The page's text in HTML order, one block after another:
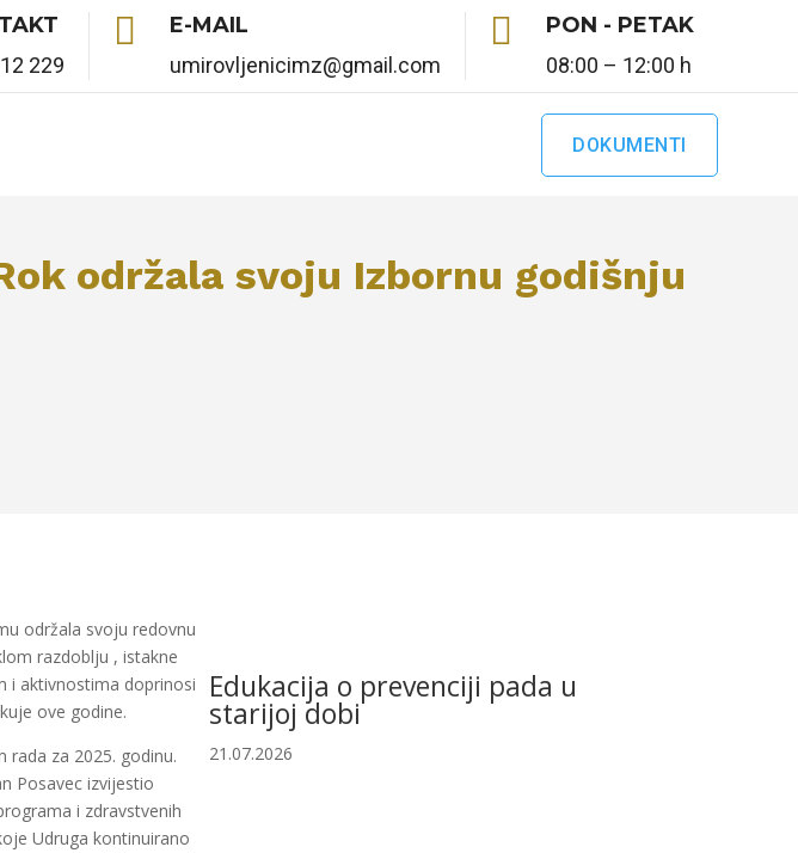
229
 E-MAIL
umirovljenicimz@gmail.com
 PON - PETAK
08:00 – 12:00 h
DOKUMENTI
održala svoju Izbornu godišnju
održala svoju redovnu
razdoblju , istakne
i aktivnostima doprinosi
ove godine.
rada za 2025. godinu.
Posavec izvijestio
i zdravstvenih
Udruga kontinuirano
Edukacija o prevenciji pada u
starijoj dobi
21.07.2026